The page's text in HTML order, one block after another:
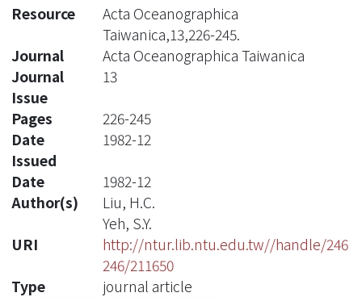
Resource
Acta Oceanographica
Taiwanica,13,226-245.
Journal
Acta Oceanographica Taiwanica
Journal
Issue
13
Pages
226-245
Date
Issued
1982-12
Date
1982-12
Author(s)
Liu, H.C.
Yeh, S.Y.
URI
http://ntur.lib.ntu.edu.tw//handle/246
246/211650
Type
journal article